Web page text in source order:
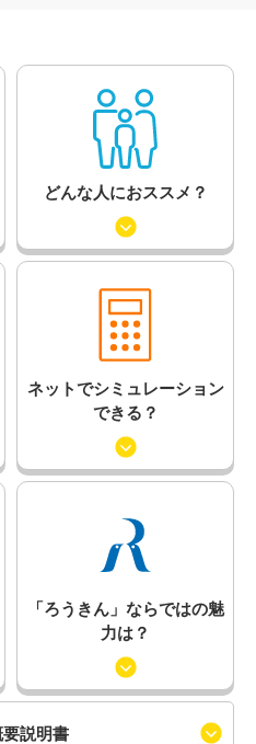
どんな人におススメ？
ネットでシミュレーション
できる？
「ろうきん」ならではの魅
力は？
説明書